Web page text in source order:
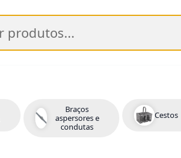
Braços
aspersores e
condutas
Cestos